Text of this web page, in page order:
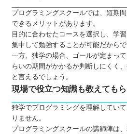
プログラミングスクールでは、短期
できるメリットがあります。
目的に合わせたコースを選択し、学
集中して勉強することが可能だからで
一方、独学の場合、ゴールが定まっ
らいの期間がかかるか判断しにくく
と言えるでしょう。
現場で役立つ知識も教えても
独学でプログラミングを理解してい
りません。
プログラミングスクールの講師陣は